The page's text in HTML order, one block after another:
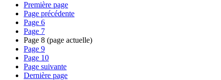
Première page
Page précédente
Page 6
Page 7
Page 8 (page actuelle)
Page 9
Page 10
Page suivante
Dernière page